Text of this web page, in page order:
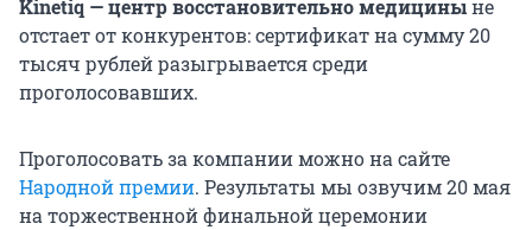
Kinetiq — центр восстановительно медициныне
отстает от конкурентов: сертификат на сумму 20
тысяч рублей разыгрывается среди
проголосовавших.
Проголосовать за компании можно на сайте
Народной премии. Результаты мы озвучим 20 мая
на торжественной финальной церемонии